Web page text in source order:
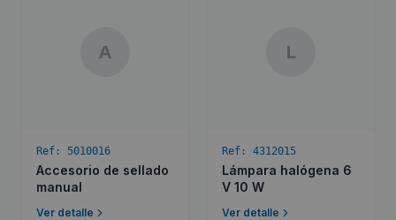
A
Ref: 5010016
Accesorio de sellado
manual
Ver detalle
L
Ref: 4312015
Lámpara halógena 6
V 10 W
Ver detalle